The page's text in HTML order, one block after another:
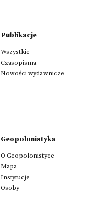
Publikacje
Wszystkie
Czasopisma
Nowości wydawnicze
Geopolonistyka
O Geopolonistyce
Mapa
Instytucje
Osoby